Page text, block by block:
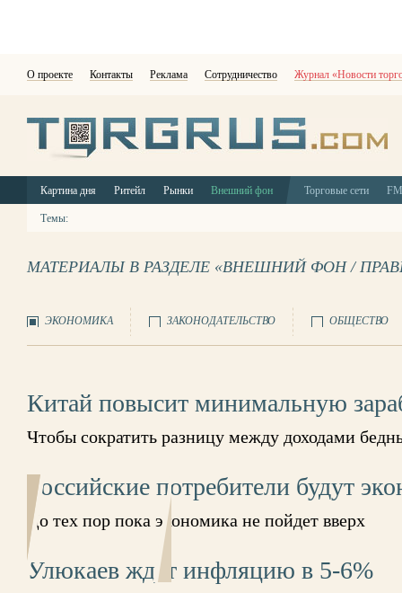
О проекте Контакты Реклама Сотрудничество Журнал «Новости
Картина дня Ритейл Рынки Внешний фон Торговые сети
Темы:
МАТЕРИАЛЫ В РАЗДЕЛЕ «ВНЕШНИЙ ФОН /
ЭКОНОМИКА ЗАКОНОДАТЕЛЬСТВО ОБЩЕСТВО
Китай повысит минимальную
Чтобы сократить разницу между доходами
Российские потребители будут
До тех пор пока экономика не пойдет вверх
Улюкаев ждет инфляцию в 5-6%